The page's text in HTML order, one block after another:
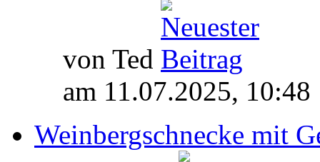
von Ted
am 11.07.2025, 10:48
Weinbergschnecke mit